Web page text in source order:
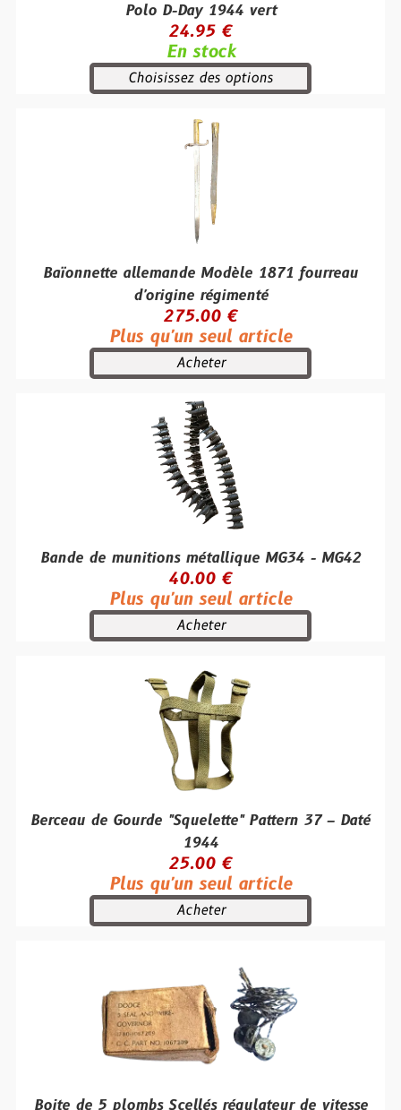
Polo D-Day 1944 vert
24.95 €
En stock
Choisissez des options
Baïonnette allemande Modèle 1871 fourreau
d'origine régimenté
275.00 €
Plus qu'un seul article
Acheter
Bande de munitions métallique MG34 - MG42
40.00 €
Plus qu'un seul article
Acheter
Berceau de Gourde "Squelette" Pattern 37 – Daté
1944
25.00 €
Plus qu'un seul article
Acheter
Boite de 5 plombs Scellés régulateur de vitesse